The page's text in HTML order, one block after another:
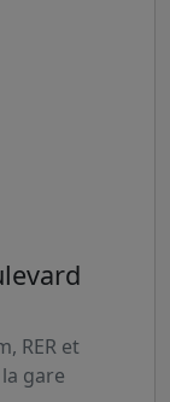
RER et
gare